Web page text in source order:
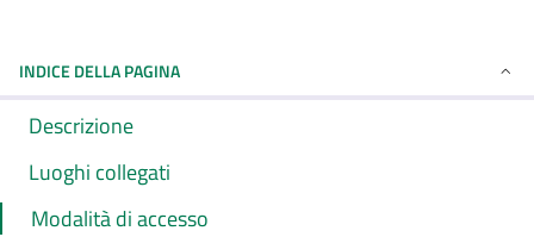
INDICE DELLA PAGINA
Descrizione
Luoghi collegati
Modalità di accesso